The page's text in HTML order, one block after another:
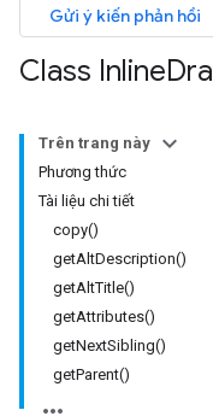
Gửi ý kiến phản hồi
Class Inline
Trên trang này
Phương thức
Tài liệu chi tiết
copy()
getAltDescription()
getAltTitle()
getAttributes()
getNextSibling()
getParent()